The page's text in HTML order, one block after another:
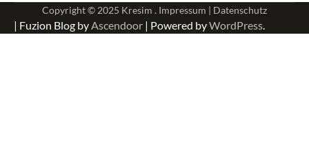
Copyright © 2025 Kresim . Impressum | Datenschutz
| Fuzion Blog byAscendoor | Powered byWordPress.